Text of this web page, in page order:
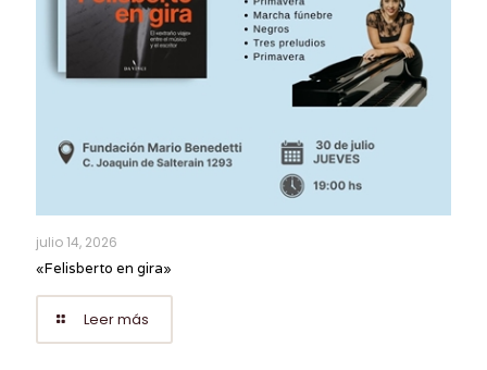
julio 14, 2026
«Felisberto en gira»
Leer más